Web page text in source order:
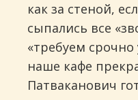
как за стеной,
сыпались все
«требуем срочно
наше кафе
Патваканович